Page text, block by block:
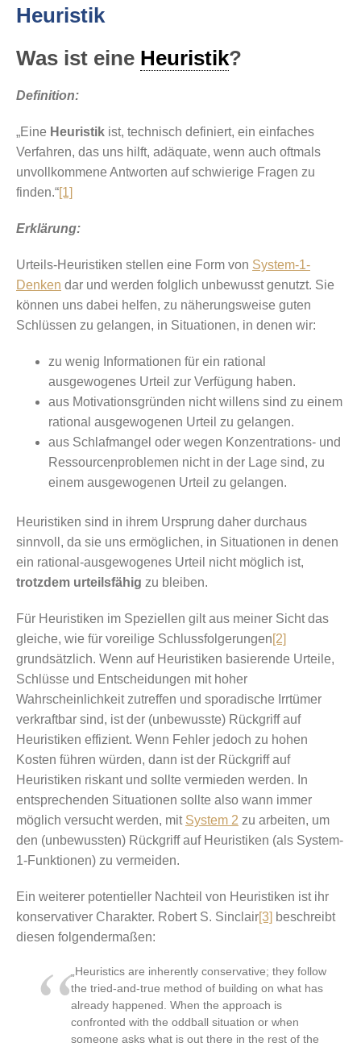
Heuristik
Was ist eine Heuristik?
Definition:
„Eine Heuristik ist, technisch definiert, ein einfaches
Verfahren, das uns hilft, adäquate, wenn auch oftmals
unvollkommene Antworten auf schwierige Fragen zu
finden.“[1]
Erklärung:
Urteils-Heuristiken stellen eine Form von System-1-
Denken dar und werden folglich unbewusst genutzt. Sie
können uns dabei helfen, zu näherungsweise guten
Schlüssen zu gelangen, in Situationen, in denen wir:
zu wenig Informationen für ein rational
ausgewogenes Urteil zur Verfügung haben.
aus Motivationsgründen nicht willens sind zu einem
rational ausgewogenen Urteil zu gelangen.
aus Schlafmangel oder wegen Konzentrations- und
Ressourcenproblemen nicht in der Lage sind, zu
einem ausgewogenen Urteil zu gelangen.
Heuristiken sind in ihrem Ursprung daher durchaus
sinnvoll, da sie uns ermöglichen, in Situationen in denen
ein rational-ausgewogenes Urteil nicht möglich ist,
trotzdem urteilsfähig zu bleiben.
Für Heuristiken im Speziellen gilt aus meiner Sicht das
gleiche, wie für voreilige Schlussfolgerungen[2]
grundsätzlich. Wenn auf Heuristiken basierende Urteile,
Schlüsse und Entscheidungen mit hoher
Wahrscheinlichkeit zutreffen und sporadische Irrtümer
verkraftbar sind, ist der (unbewusste) Rückgriff auf
Heuristiken effizient. Wenn Fehler jedoch zu hohen
Kosten führen würden, dann ist der Rückgriff auf
Heuristiken riskant und sollte vermieden werden. In
entsprechenden Situationen sollte also wann immer
möglich versucht werden, mit System 2 zu arbeiten, um
den (unbewussten) Rückgriff auf Heuristiken (als System-
1-Funktionen) zu vermeiden.
Ein weiterer potentieller Nachteil von Heuristiken ist ihr
konservativer Charakter. Robert S. Sinclair[3] beschreibt
diesen folgendermaßen:
„Heuristics are inherently conservative; they follow
the tried-and-true method of building on what has
already happened. When the approach is
confronted with the oddball situation or when
someone asks what is out there in the rest of the